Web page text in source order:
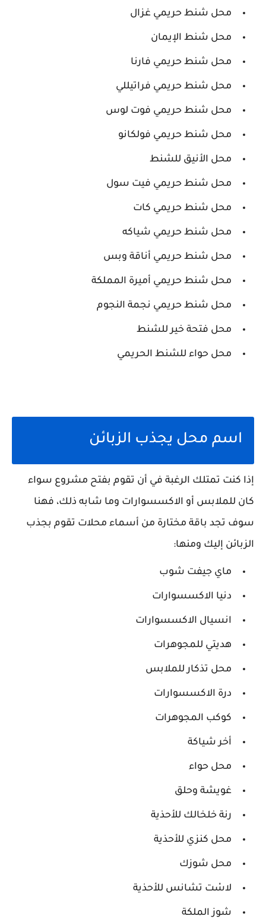
محل شنط حريمي غزال
محل شنط الإيمان
محل شنط حريمي فارنا
محل شنط حريمي فراتيللي
محل شنط حريمي فوت لوس
محل شنط حريمي فولكانو
محل الأنيق للشنط
محل شنط حريمي فيت سول
محل شنط حريمي كات
محل شنط حريمي شياكه
محل شنط حريمي أناقة وبس
محل شنط حريمي أميرة المملكة
محل شنط حريمي نجمة النجوم
محل فتحة خير للشنط
محل حواء للشنط الحريمي
اسم محل يجذب الزبائن
إذا كنت تمتلك الرغبة في أن تقوم بفتح مشروع سواء
كان للملابس أو الاكسسوارات وما شابه ذلك، فهنا
سوف تجد باقة مختارة من أسماء محلات تقوم بجذب
الزبائن إليك ومنها:
ماي جيفت شوب
دنيا الاكسسوارات
انسيال الاكسسوارات
هديتي للمجوهرات
محل تذكار للملابس
درة الاكسسوارات
كوكب المجوهرات
أخر شياكة
محل حواء
غويشة وحلق
رنة خلخالك للأحذية
محل كنزي للأحذية
محل شوزك
لاسْت تشانس للأحذية
شوز الملكة